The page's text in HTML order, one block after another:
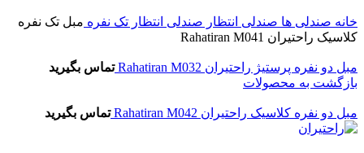
خانه صندلی ها صندلی انتظار صندلی انتظار تک نفره مبل تک نفره
کلاسیک راحتیران Rahatiran M041
مبل دو نفره پرستيژ راحتیران Rahatiran M032
تماس بگیرید
بازگشت به محصولات
مبل دو نفره کلاسیک راحتیران Rahatiran M042 تماس بگیرید